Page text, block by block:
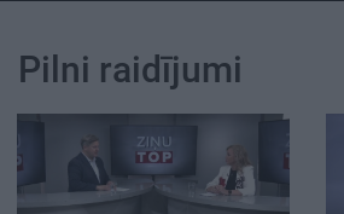
Pilni raidījumi